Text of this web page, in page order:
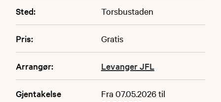
Sted: Torsbustaden
Pris: Gratis
Arrangør: Levanger JFL
Gjentakelse
Fra 07.05.2026 til